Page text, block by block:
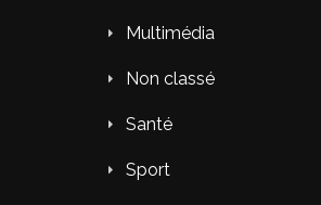
Multimédia
Non classé
Santé
Sport